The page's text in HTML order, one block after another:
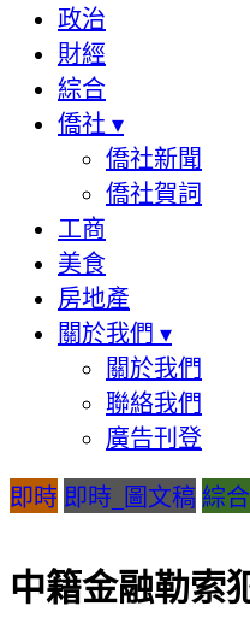
政治
財經
綜合
僑社 ▾
僑社新聞
僑社賀詞
工商
美食
房地產
關於我們 ▾
關於我們
聯絡我們
廣告刊登
即時 即時_圖文稿 綜合
中籍金融勒索